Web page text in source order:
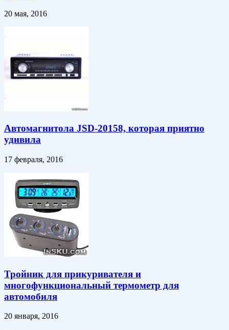
20 мая, 2016
Автомагнитола JSD-20158, которая приятно
удивила
17 февраля, 2016
Тройник для прикуривателя и
многофункциональный термометр для
автомобиля
20 января, 2016